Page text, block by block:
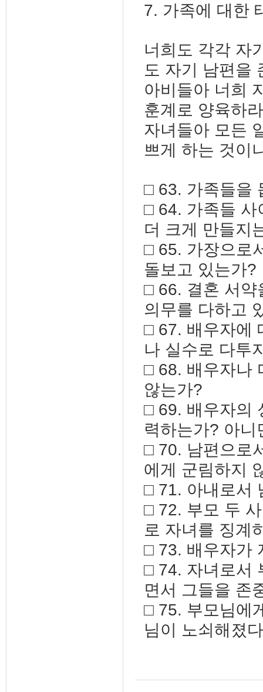
7. 가족에 대한
너희도 각각 자
도 자기 남편을
아비들아 너희
훈계로 양육하
자녀들아 모든
쁘게 하는 것이
□ 63. 가족들을
□ 64. 가족들 사
더 크게 만들지
□ 65. 가장으로
돌보고 있는가?
□ 66. 결혼 서약
의무를 다하고
□ 67. 배우자에
나 실수로 다투
□ 68. 배우자나
않는가?
□ 69. 배우자의
력하는가? 아
□ 70. 남편으로
에게 군림하지
□ 71. 아내로서
□ 72. 부모 두
로 자녀를 징계
□ 73. 배우자가
□ 74. 자녀로서
면서 그들을 존
□ 75. 부모님에
님이 노쇠해졌